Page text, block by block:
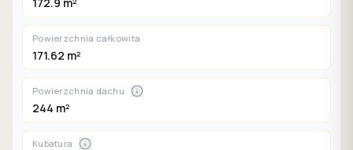
Powierzchnia całkowita
171.62 m²
Powierzchnia dachu
244 m²
Kubatura